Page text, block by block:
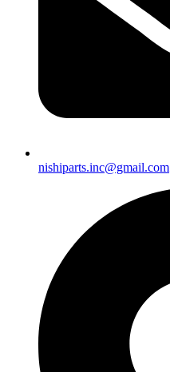
nishiparts.inc@gmail.com